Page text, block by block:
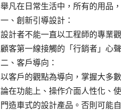
舉凡在日常生活中，所有的用品
一、創新引導設計：
設計者不能一直以工程師的專業
顧客第一線接觸的「行銷者」心
二、客戶導向：
以客戶的觀點為導向，掌握大多
論在功能上、操作介面人性化、
門造車式的設計產品。否則可能